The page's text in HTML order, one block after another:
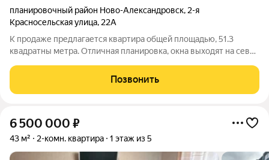
планировочный район Ново-Александровск, 2-я
Красносельская улица, 22А
К продаже предлагается квартира общей площадью, 51.3
квадратны метра. Отличная планировка, окна выходят на север
две изолированные комнаты, кухня. Вся мебель и техника по
договоренности
Позвонить
6 500 000 ₽
43 м² 2-комн. квартира 1 этаж из 5